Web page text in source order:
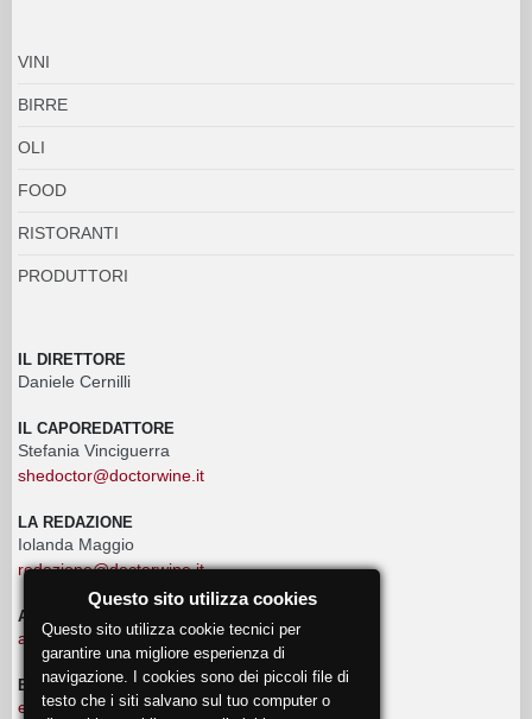
VINI
BIRRE
OLI
FOOD
RISTORANTI
PRODUTTORI
IL DIRETTORE
Daniele Cernilli
IL CAPOREDATTORE
Stefania Vinciguerra
shedoctor@doctorwine.it
LA REDAZIONE
Iolanda Maggio
redazione@doctorwine.it
ADVERTISING
advertising@doctorwine.it
EVENTI
eventi@doctorwine.it
Questo sito utilizza cookies
Questo sito utilizza cookie tecnici per
garantire una migliore esperienza di
navigazione. I cookies sono dei piccoli file di
testo che i siti salvano sul tuo computer o